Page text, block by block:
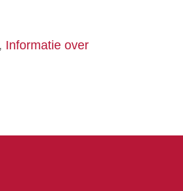
, Informatie over